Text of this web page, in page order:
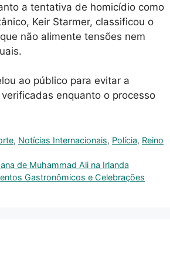
a tentativa de homicídio como
Keir Starmer, classificou o
não alimente tensões nem
ao público para evitar a
enquanto o processo
, Notícias Internacionais, Polícia, Reino
de Muhammad Ali na Irlanda
Gastronômicos e Celebrações